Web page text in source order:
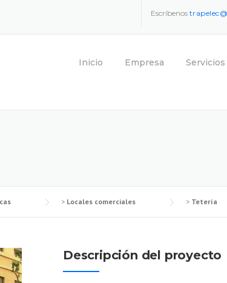
Escríbenos
Inicio Empresa Servicios
> Locales comerciales > Tetería
Descripción del proyecto